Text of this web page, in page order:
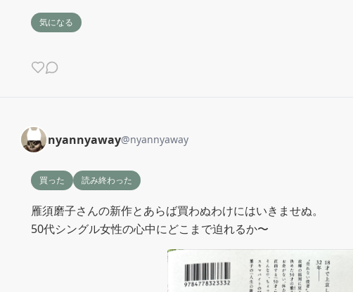
気になる
nyannyaway@nyannyaway
買った 読み終わった
雁須磨子さんの新作とあらば買わぬわけにはいきませぬ。
50代シングル女性の心中にどこまで迫れるか〜